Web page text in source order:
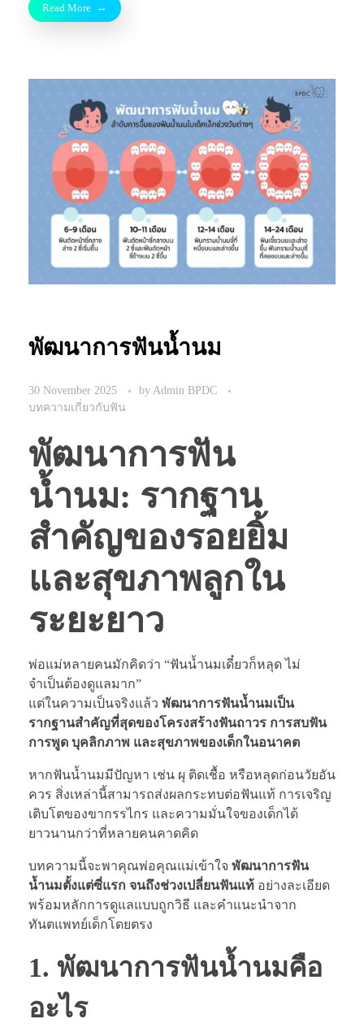
Read More
พัฒนาการฟันน้ำนม
30 November 2025 by Admin BPDC
บทความเกี่ยวกับฟัน
พัฒนาการฟัน
น้ำนม: รากฐาน
สำคัญของรอยยิ้ม
และสุขภาพลูกใน
ระยะยาว
พ่อแม่หลายคนมักคิดว่า “ฟันน้ำนมเดี๋ยวก็หลุด ไม่
จำเป็นต้องดูแลมาก”
แต่ในความเป็นจริงแล้ว พัฒนาการฟันน้ำนมเป็น
รากฐานสำคัญที่สุดของโครงสร้างฟันถาวร การสบฟัน
การพูด บุคลิกภาพ และสุขภาพของเด็กในอนาคต
หากฟันน้ำนมมีปัญหา เช่น ผุ ติดเชื้อ หรือหลุดก่อนวัยอัน
ควร สิ่งเหล่านี้สามารถส่งผลกระทบต่อฟันแท้ การเจริญ
เติบโตของขากรรไกร และความมั่นใจของเด็กได้
ยาวนานกว่าที่หลายคนคาดคิด
บทความนี้จะพาคุณพ่อคุณแม่เข้าใจ พัฒนาการฟัน
น้ำนมตั้งแต่ซี่แรก จนถึงช่วงเปลี่ยนฟันแท้ อย่างละเอียด
พร้อมหลักการดูแลแบบถูกวิธี และคำแนะนำจาก
ทันตแพทย์เด็กโดยตรง
1. พัฒนาการฟันน้ำนมคือ
อะไร